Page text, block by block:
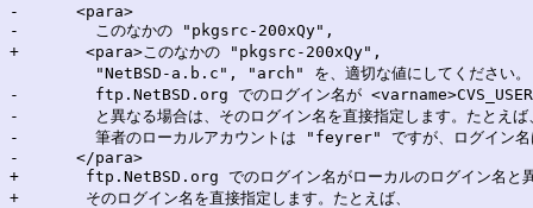
-      <para>
-        このなかの "pkgsrc-200xQy",
+	<para>このなかの "pkgsrc-200xQy",
         "NetBSD-a.b.c", "arch" を、適切な値にしてください。
-        ftp.NetBSD.org でのログイン名が
-        と異なる場合は、そのログイン名を直接指定します。たとえば
-        筆者のローカルアカウントは "feyrer" ですが、ログイン名
-      </para>
+	ftp.NetBSD.org でのログイン名がローカルのログイン名と異なる場合は、
+	そのログイン名を直接指定します。たとえば、